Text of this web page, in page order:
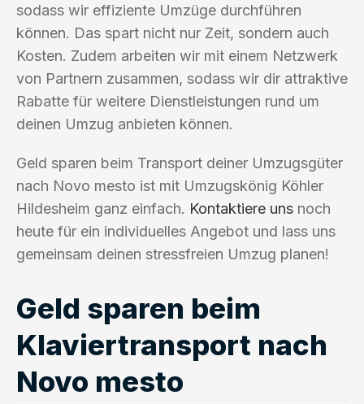
sodass wir effiziente Umzüge durchführen
können. Das spart nicht nur Zeit, sondern auch
Kosten. Zudem arbeiten wir mit einem Netzwerk
von Partnern zusammen, sodass wir dir attraktive
Rabatte für weitere Dienstleistungen rund um
deinen Umzug anbieten können.
Geld sparen beim Transport deiner Umzugsgüter
nach Novo mesto ist mit Umzugskönig Köhler
Hildesheim ganz einfach. Kontaktiere uns noch
heute für ein individuelles Angebot und lass uns
gemeinsam deinen stressfreien Umzug planen!
Geld sparen beim
Klaviertransport nach
Novo mesto